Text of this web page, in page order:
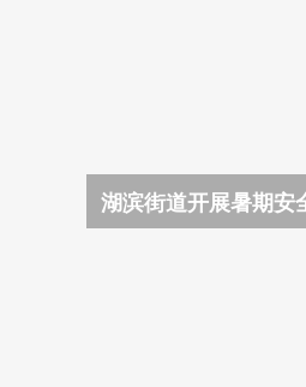
湖滨街道开展暑期安